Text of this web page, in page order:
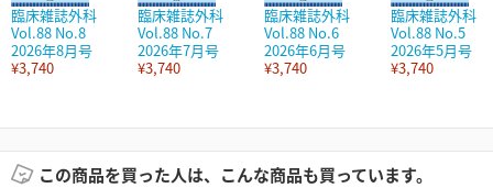
臨床雑誌外科
Vol.88 No.8
2026年8月号
¥3,740
臨床雑誌外科
Vol.88 No.7
2026年7月号
¥3,740
臨床雑誌外科
Vol.88 No.6
2026年6月号
¥3,740
臨床雑誌外科
Vol.88 No.5
2026年5月号
¥3,740
この商品を買った人は、こんな商品も買っています。